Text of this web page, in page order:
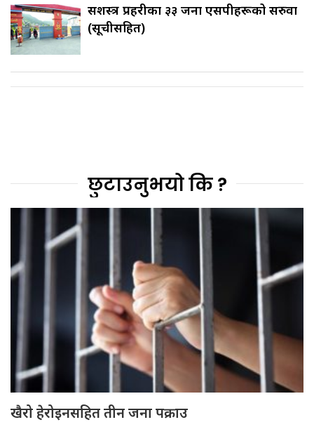
सशस्त्र प्रहरीका ३३ जना एसपीहरूको सरुवा
(सूचीसहित)
छुटाउनुभयो कि ?
खैरो हेरोइनसहित तीन जना पक्राउ